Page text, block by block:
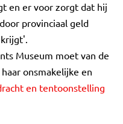
en er voor zorgt dat hij
provinciaal geld
Museum moet van de
onsmakelijke en
en tentoonstelling